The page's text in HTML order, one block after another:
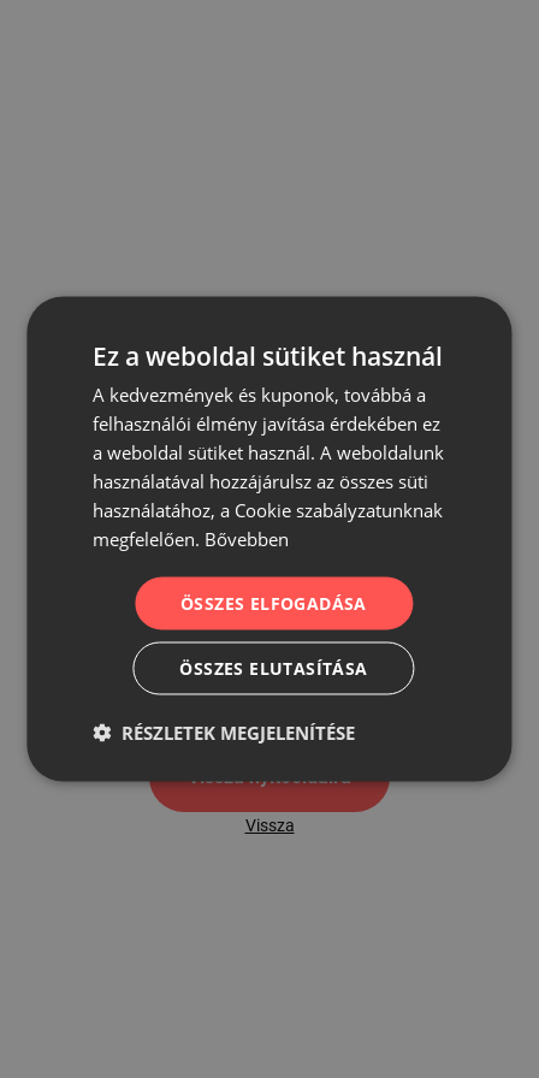
500
Vissza nyítóoldalra
Vissza
Ez a weboldal sütiket használ
A kedvezmények és kuponok, továbbá a
felhasználói élmény javítása érdekében ez
a weboldal sütiket használ. A weboldalunk
használatával hozzájárulsz az összes süti
használatához, a Cookie szabályzatunknak
megfelelően. Bővebben
ÖSSZES ELFOGADÁSA
ÖSSZES ELUTASÍTÁSA
RÉSZLETEK MEGJELENÍTÉSE